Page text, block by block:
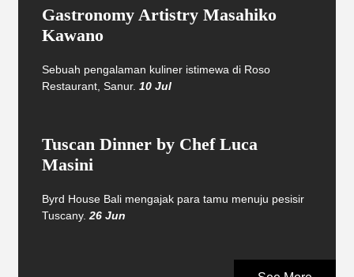
Gastronomy Artistry Masahiko
Kawano
Sebuah pengalaman kuliner istimewa di Roso
Restaurant, Sanur. 10 Jul
Tuscan Dinner by Chef Luca
Masini
Byrd House Bali mengajak para tamu menuju pesisir
Tuscany. 26 Jun